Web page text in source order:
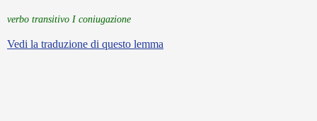
verbo transitivo I coniugazione
Vedi la traduzione di questo lemma